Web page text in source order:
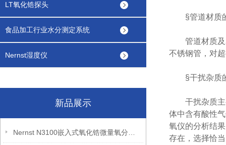
LT氧化锆探头
食品加工行业水分测定系统
Nernst湿度仪
新品展示
§管道材质
管道材质及表
不锈钢管，对
§干扰杂质
干扰杂质主要
体中含有酸性
氧仪的分析结
存在，选择恰